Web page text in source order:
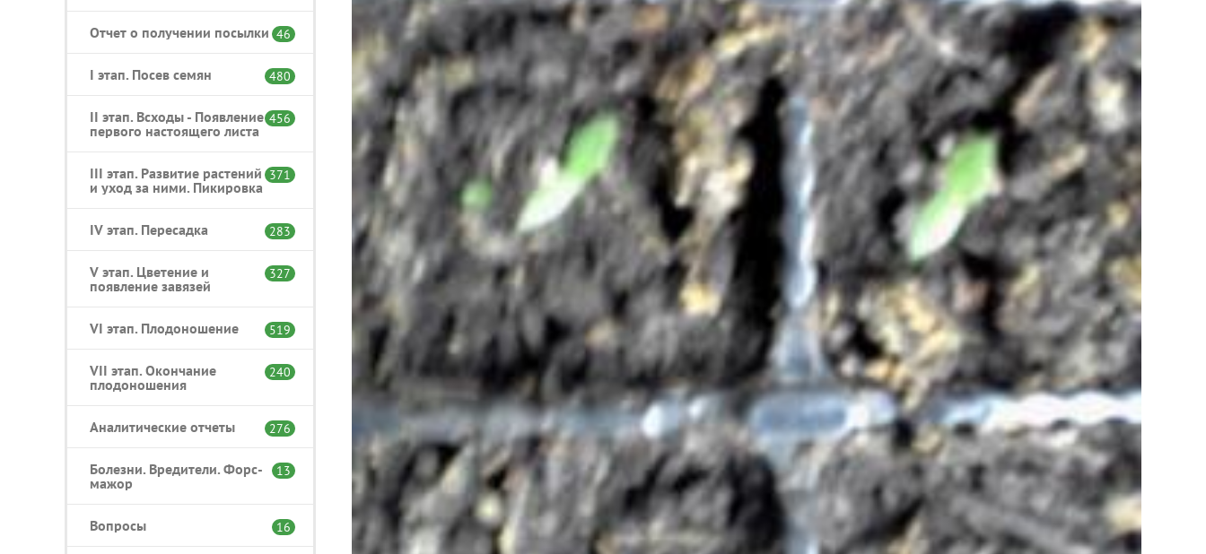
Отчет о получении посылки 46
I этап. Посев семян 480
II этап. Всходы - Появление
первого настоящего листа
456
III этап. Развитие растений
и уход за ними. Пикировка
371
IV этап. Пересадка 283
V этап. Цветение и
появление завязей
327
VI этап. Плодоношение 519
VII этап. Окончание
плодоношения
240
Аналитические отчеты 276
Болезни. Вредители. Форс-
мажор
13
Вопросы 16